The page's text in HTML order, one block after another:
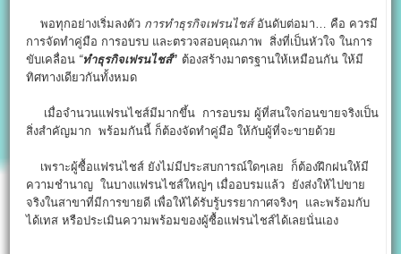
พอทุกอย่างเริ่มลงตัว การทําธุรกิจเฟรนไชส์อันดับต่อมา… คือ ควรมี
การจัดทำคู่มือ การอบรบ และตรวจสอบคุณภาพ สิ่งที่เป็นหัวใจ ในการ
ขับเคลื่อน “ทําธุรกิจเฟรนไชส์” ต้องสร้างมาตรฐานให้เหมือนกัน ให้มี
ทิศทางเดียวกันทั้งหมด
เมื่อจำนวนแฟรนไชส์มีมากขึ้น การอบรม ผู้ที่สนใจก่อนขายจริงเป็น
สิ่งสำคัญมาก พร้อมกันนี้ ก็ต้องจัดทำคู่มือ ให้กับผู้ที่จะขายด้วย
เพราะผู้ซื้อแฟรนไชส์ ยังไม่มีประสบการณ์ใดๆเลย ก็ต้องฝึกฝนให้มี
ความชำนาญ ในบางแฟรนไชส์ใหญ่ๆ เมื่ออบรมแล้ว ยังส่งให้ไปขาย
จริงในสาขาที่มีการขายดี เพื่อให้ได้รับรู้บรรยากาศจริงๆ และพร้อมกับ
ได้เทส หรือประเมินความพร้อมของผู้ซื้อแฟรนไชส์ได้เลยนั่นเอง